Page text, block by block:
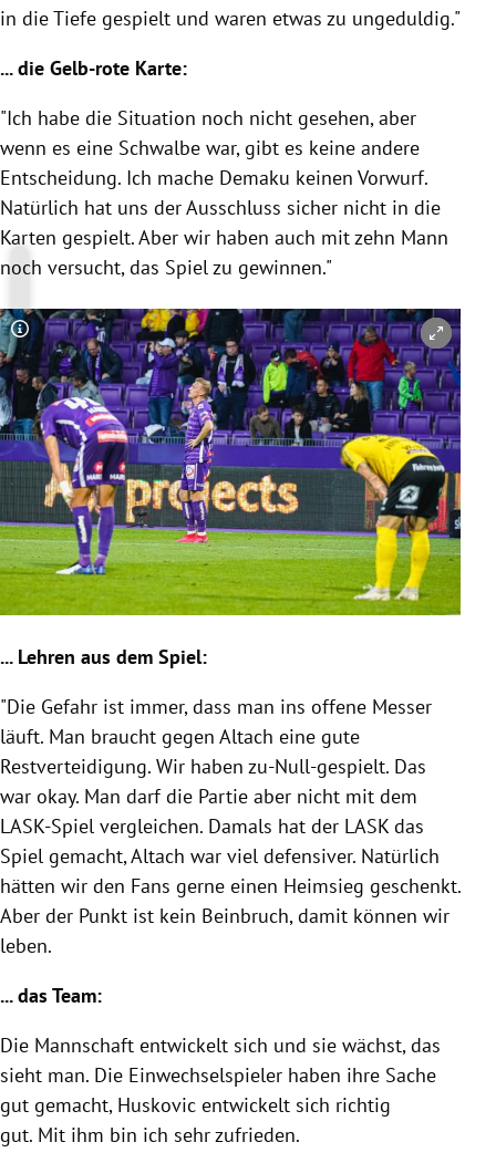
in die Tiefe gespielt und waren etwas zu ungeduldig."
... die Gelb-rote Karte:
"Ich habe die Situation noch nicht gesehen, aber
wenn es eine Schwalbe war, gibt es keine andere
Entscheidung. Ich mache Demaku keinen Vorwurf.
Natürlich hat uns der Ausschluss sicher nicht in die
Karten gespielt. Aber wir haben auch mit zehn Mann
noch versucht, das Spiel zu gewinnen."
Copyright-Hinweis öffnen/schließen
... Lehren aus dem Spiel:
"Die Gefahr ist immer, dass man ins offene Messer
läuft. Man braucht gegen Altach eine gute
Restverteidigung. Wir haben zu-Null-gespielt. Das
war okay. Man darf die Partie aber nicht mit dem
LASK-Spiel vergleichen. Damals hat der LASK das
Spiel gemacht, Altach war viel defensiver. Natürlich
hätten wir den Fans gerne einen Heimsieg geschenkt.
Aber der Punkt ist kein Beinbruch, damit können wir
leben.
... das Team:
Die Mannschaft entwickelt sich und sie wächst, das
sieht man. Die Einwechselspieler haben ihre Sache
gut gemacht, Huskovic entwickelt sich richtig
gut. Mit ihm bin ich sehr zufrieden.